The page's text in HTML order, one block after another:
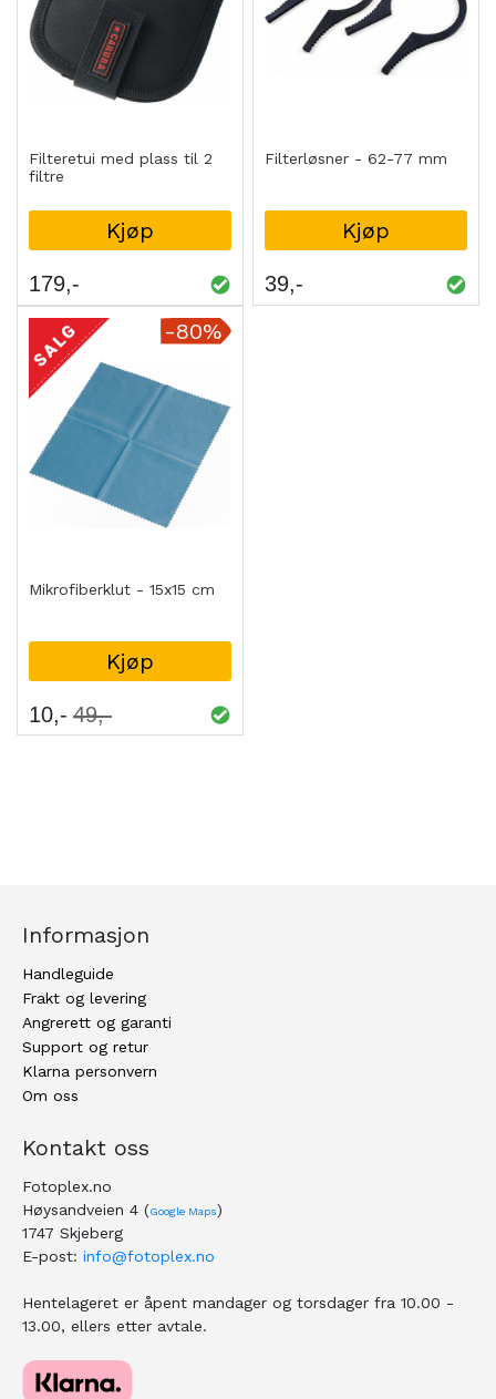
Filteretui med plass til 2
filtre
Kjøp
179
Filterløsner - 62-77 mm
Kjøp
39
-80%
Mikrofiberklut - 15x15 cm
Kjøp
10 49
Informasjon
Handleguide
Frakt og levering
Angrerett og garanti
Support og retur
Klarna personvern
Om oss
Kontakt oss
Fotoplex.no
Høysandveien 4 (Google Maps)
1747 Skjeberg
E-post: info@fotoplex.no
Hentelageret er åpent mandager og torsdager fra 10.00 -
13.00, ellers etter avtale.